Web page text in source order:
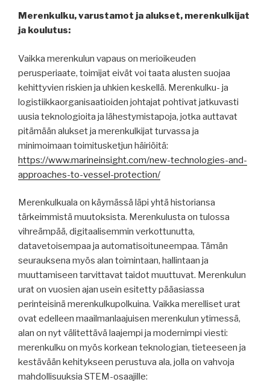
Merenkulku, varustamot ja alukset, merenkulkijat
ja koulutus:
Vaikka merenkulun vapaus on merioikeuden
perusperiaate, toimijat eivät voi taata alusten suojaa
kehittyvien riskien ja uhkien keskellä. Merenkulku- ja
logistiikkaorganisaatioiden johtajat pohtivat jatkuvasti
uusia teknologioita ja lähestymistapoja, jotka auttavat
pitämään alukset ja merenkulkijat turvassa ja
minimoimaan toimitusketjun häiriöitä:
https://www.marineinsight.com/new-technologies-and-
approaches-to-vessel-protection/
Merenkulkuala on käymässä läpi yhtä historiansa
tärkeimmistä muutoksista. Merenkulusta on tulossa
vihreämpää, digitaalisemmin verkottunutta,
datavetoisempaa ja automatisoituneempaa. Tämän
seurauksena myös alan toimintaan, hallintaan ja
muuttamiseen tarvittavat taidot muuttuvat. Merenkulun
urat on vuosien ajan usein esitetty pääasiassa
perinteisinä merenkulkupolkuina. Vaikka merelliset urat
ovat edelleen maailmanlaajuisen merenkulun ytimessä,
alan on nyt välitettävä laajempi ja modernimpi viesti:
merenkulku on myös korkean teknologian, tieteeseen ja
kestävään kehitykseen perustuva ala, jolla on vahvoja
mahdollisuuksia STEM-osaajille: